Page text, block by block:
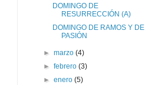
DOMINGO DE
RESURRECCIÓN (A)
DOMINGO DE RAMOS Y DE
PASIÓN
►marzo(4)
►febrero(3)
►enero(5)